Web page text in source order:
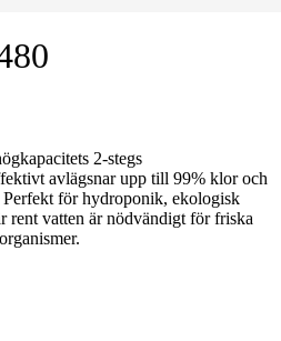
2-stegs
avlägsnar upp till 99% klor och
för hydroponik, ekologisk
rent vatten är nödvändigt för friska